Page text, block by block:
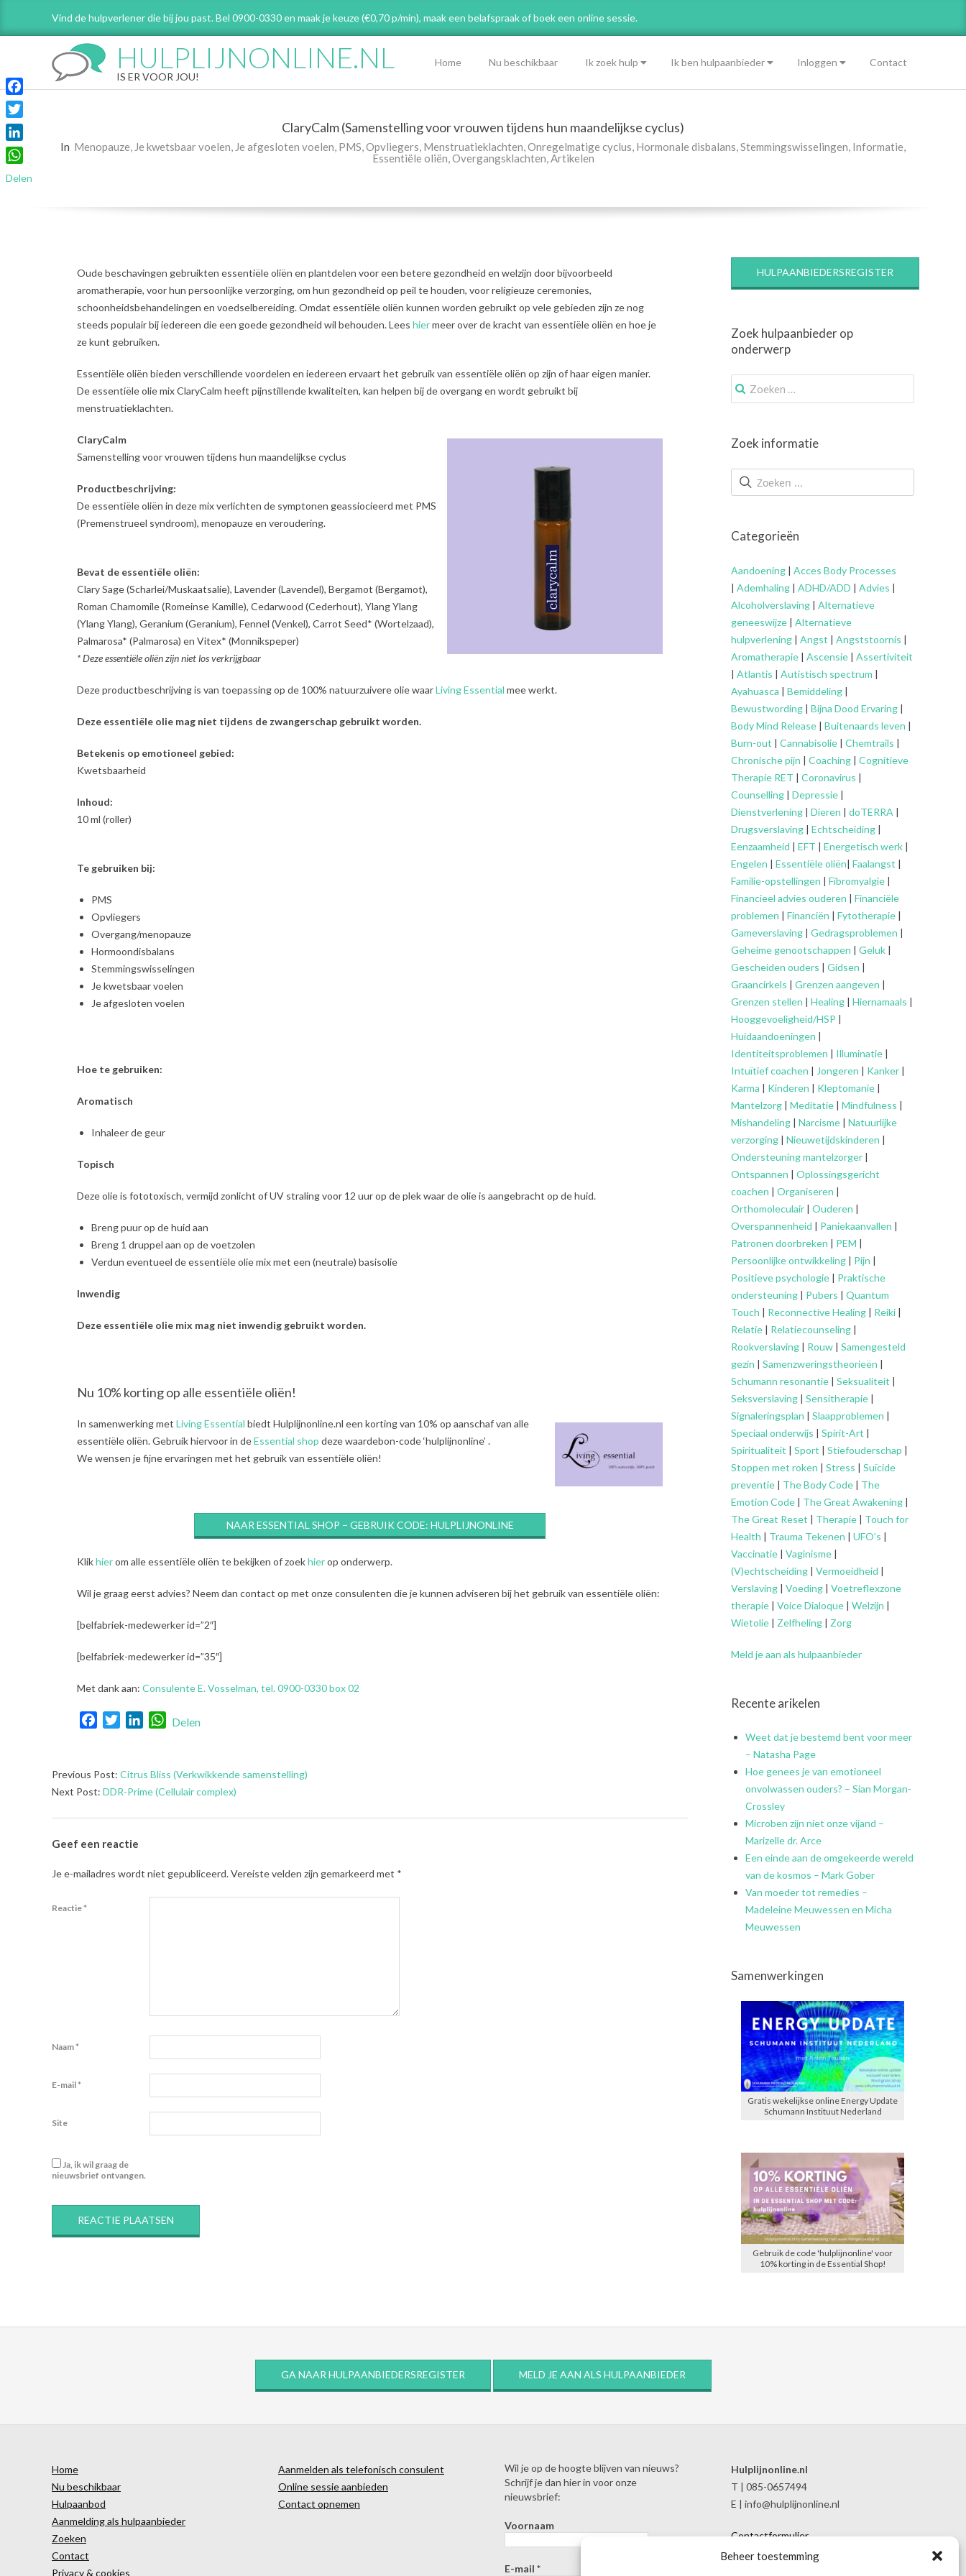
Beheer toestemming
Vind de hulpverlener die bij jou past. Bel 0900-0330 en maak je keuze (€0,70 p/min), maak een belafspraakof boek een online sessie.
HULPLIJNONLINE.NL
IS ER VOOR JOU!
Menu
Home Nu beschikbaar Ik zoek hulp Ik ben hulpaanbieder Inloggen Contact
ClaryCalm (Samenstelling voor vrouwen tijdens hun maandelijkse cyclus)
In Menopauze, Je kwetsbaar voelen, Je afgesloten voelen, PMS,Opvliegers, Menstruatieklachten,Onregelmatige cyclus, Hormonale disbalans,Stemmingswisselingen, Informatie,
Essentiële oliën,Overgangsklachten,Artikelen
Oude beschavingen gebruikten essentiële oliën en plantdelen voor een betere gezondheid en welzijn door bijvoorbeeld
aromatherapie, voor hun persoonlijke verzorging, om hun gezondheid op peil te houden, voor religieuze ceremonies,
schoonheidsbehandelingen en voedselbereiding. Omdat essentiële oliën kunnen worden gebruikt op vele gebieden zijn ze nog
steeds populair bij iedereen die een goede gezondheid wil behouden. Lees hiermeer over de kracht van essentiële oliën en hoe je
ze kunt gebruiken.
Essentiële oliën bieden verschillende voordelen en iedereen ervaart het gebruik van essentiële oliën op zijn of haar eigen manier.
De essentiële olie mix ClaryCalm heeft pijnstillende kwaliteiten, kan helpen bij de overgang en wordt gebruikt bij
menstruatieklachten.
ClaryCalm
Samenstelling voor vrouwen tijdens hun maandelijkse cyclus
Productbeschrijving:
De essentiële oliën in deze mix verlichten de symptonen geassiocieerd met PMS
(Premenstrueel syndroom), menopauze en veroudering.
Bevat de essentiële oliën:
Clary Sage (Scharlei/Muskaatsalie), Lavender (Lavendel), Bergamot (Bergamot),
Roman Chamomile (Romeinse Kamille), Cedarwood (Cederhout), Ylang Ylang
(Ylang Ylang), Geranium (Geranium), Fennel (Venkel), Carrot Seed* (Wortelzaad),
Palmarosa* (Palmarosa) en Vitex* (Monnikspeper)
* Deze essentiële oliën zijn niet los verkrijgbaar
Deze productbeschrijving is van toepassing op de 100% natuurzuivere olie waarLiving Essential mee werkt.
Deze essentiële olie mag niet tijdens de zwangerschap gebruikt worden.
Betekenis op emotioneel gebied:
Kwetsbaarheid
Inhoud:
10 ml (roller)
Te gebruiken bij:
PMS
Opvliegers
Overgang/menopauze
Hormoondisbalans
Stemmingswisselingen
Je kwetsbaar voelen
Je afgesloten voelen
Hoe te gebruiken:
Aromatisch
Inhaleer de geur
Topisch
Deze olie is fototoxisch, vermijd zonlicht of UV straling voor 12 uur op de plek waar de olie is aangebracht op de huid.
Breng puur op de huid aan
Breng 1 druppel aan op de voetzolen
Verdun eventueel de essentiële olie mix met een (neutrale) basisolie
Inwendig
Deze essentiële olie mix mag niet inwendig gebruikt worden.
Nu 10% korting op alle essentiële oliën!
In samenwerking met Living Essential biedt Hulplijnonline.nl een korting van 10% op aanschaf van alle
essentiële oliën. Gebruik hiervoor in deEssential shop deze waardebon-code ‘hulplijnonline’ .
We wensen je fijne ervaringen met het gebruik van essentiële oliën!
NAAR ESSENTIAL SHOP – GEBRUIK CODE: HULPLIJNONLINE
Klikhierom alle essentiële oliën te bekijken of zoekhierop onderwerp.
Wil je graag eerst advies? Neem dan contact op met onze consulenten die je kunnen adviseren bij het gebruik van essentiële oliën:
[belfabriek-medewerker id=”2″]
[belfabriek-medewerker id=”35″]
Met dank aan: Consulente E. Vosselman, tel. 0900-0330 box 02
FacebookTwitterLinkedInWhatsApp
Delen
2021-
08-
Previous Post: Citrus Bliss (Verkwikkende samenstelling)
Next Post: DDR-Prime (Cellulair complex)
Geef een reactie
Je e-mailadres wordt niet gepubliceerd.Vereiste velden zijn gemarkeerd met *
Reactie*
Naam*
E-mail*
Site
Ja, ik wil graag de
nieuwsbrief ontvangen.
HULPAANBIEDERSREGISTER
Zoek hulpaanbieder op
onderwerp
Zoek
naar:
Zoek informatie
Categorieën
Aandoening | Acces Body Processes
| Ademhaling | ADHD/ADD | Advies |
Alcoholverslaving | Alternatieve
geneeswijze | Alternatieve
hulpverlening | Angst | Angststoornis |
Aromatherapie | Ascensie | Assertiviteit
| Atlantis | Autistisch spectrum |
Ayahuasca | Bemiddeling |
Bewustwording | Bijna Dood Ervaring |
Body Mind Release | Buitenaards leven |
Burn-out | Cannabisolie | Chemtrails |
Chronische pijn | Coaching | Cognitieve
Therapie RET | Coronavirus |
Counselling | Depressie |
Dienstverlening | Dieren | doTERRA |
Drugsverslaving | Echtscheiding |
Eenzaamheid | EFT | Energetisch werk |
Engelen | Essentiële oliën| Faalangst |
Familie-opstellingen | Fibromyalgie |
Financieel advies ouderen | Financiële
problemen | Financiën | Fytotherapie |
Gameverslaving | Gedragsproblemen |
Geheime genootschappen | Geluk |
Gescheiden ouders | Gidsen |
Graancirkels | Grenzen aangeven |
Grenzen stellen | Healing | Hiernamaals |
Hooggevoeligheid/HSP |
Huidaandoeningen |
Identiteitsproblemen | Illuminatie |
Intuïtief coachen | Jongeren | Kanker |
Karma | Kinderen | Kleptomanie |
Mantelzorg | Meditatie | Mindfulness |
Mishandeling | Narcisme | Natuurlijke
verzorging | Nieuwetijdskinderen |
Ondersteuningmantelzorger |
Ontspannen | Oplossingsgericht
coachen | Organiseren |
Orthomoleculair | Ouderen |
Overspannenheid | Paniekaanvallen |
Patronen doorbreken | PEM |
Persoonlijke ontwikkeling | Pijn |
Positieve psychologie | Praktische
ondersteuning | Pubers | Quantum
Touch | Reconnective Healing | Reiki |
Relatie | Relatiecounseling |
Rookverslaving | Rouw | Samengesteld
gezin | Samenzweringstheorieën |
Schumann resonantie | Seksualiteit |
Seksverslaving | Sensitherapie |
Signaleringsplan | Slaapproblemen |
Speciaal onderwijs | Spirit-Art |
Spiritualiteit | Sport | Stiefouderschap |
Stoppen met roken | Stress | Suïcide
preventie | The Body Code | The
Emotion Code | The Great Awakening |
The Great Reset | Therapie | Touch for
Health | Trauma Tekenen | UFO’s |
Vaccinatie | Vaginisme |
(V)echtscheiding | Vermoeidheid |
Verslaving | Voeding | Voetreflexzone
therapie | Voice Dialoque | Welzijn |
Wietolie | Zelfheling | Zorg
Meld je aan als hulpaanbieder
Recente arikelen
Weet dat je bestemd bent voor meer
– Natasha Page
Hoe genees je van emotioneel
onvolwassen ouders? – Sian Morgan-
Crossley
Microben zijn niet onze vijand –
Marizelle dr. Arce
Een einde aan de omgekeerde wereld
van de kosmos – Mark Gober
Van moeder tot remedies –
Madeleine Meuwessen en Micha
Meuwessen
Samenwerkingen
Gratis wekelijkse online Energy Update
Schumann Instituut Nederland
Gebruik de code 'hulplijnonline' voor
10% korting in de Essential Shop!
GA NAAR HULPAANBIEDERSREGISTER MELD JE AAN ALS HULPAANBIEDER
Home
Nu beschikbaar
Hulpaanbod
Aanmelding als hulpaanbieder
Zoeken
Contact
Privacy & cookies
Aanmelden als telefonisch consulent
Online sessie aanbieden
Contact opnemen
Wil je op de hoogte blijven van nieuws?
Schrijf je dan hier in voor onze
nieuwsbrief:
Voornaam
E-mail *
Hulplijnonline.nl
T | 085-0657494
E | info@hulplijnonline.nl
Contactformulier
Over Hulplijnonline.nl
Facebook
Twitter
LinkedIn
WhatsApp
Delen